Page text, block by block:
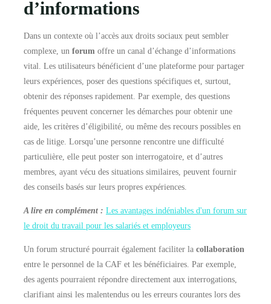
d’informations
Dans un contexte où l’accès aux droits sociaux peut sembler
complexe, un forum offre un canal d’échange d’informations
vital. Les utilisateurs bénéficient d’une plateforme pour partager
leurs expériences, poser des questions spécifiques et, surtout,
obtenir des réponses rapidement. Par exemple, des questions
fréquentes peuvent concerner les démarches pour obtenir une
aide, les critères d’éligibilité, ou même des recours possibles en
cas de litige. Lorsqu’une personne rencontre une difficulté
particulière, elle peut poster son interrogatoire, et d’autres
membres, ayant vécu des situations similaires, peuvent fournir
des conseils basés sur leurs propres expériences.
A lire en complément : Les avantages indéniables d'un forum sur
le droit du travail pour les salariés et employeurs
Un forum structuré pourrait également faciliter la collaboration
entre le personnel de la CAF et les bénéficiaires. Par exemple,
des agents pourraient répondre directement aux interrogations,
clarifiant ainsi les malentendus ou les erreurs courantes lors des